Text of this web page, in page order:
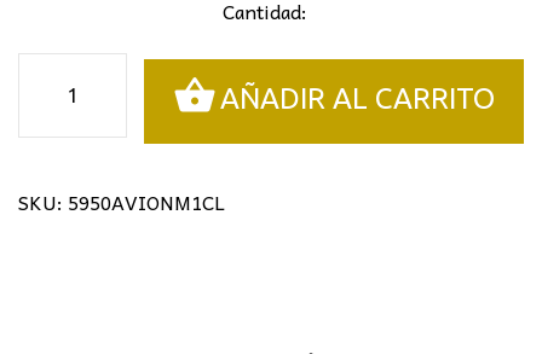
Cantidad:
infantil
cantidad
AÑADIR AL CARRITO
SKU: 5950AVIONM1CL